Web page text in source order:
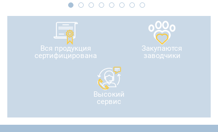
Вся продукция
сертифицирована
Закупаются
заводчики
Высокий
сервис